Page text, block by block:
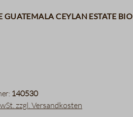
Ceylan Estate BIO
140530
zzgl. Versandkosten